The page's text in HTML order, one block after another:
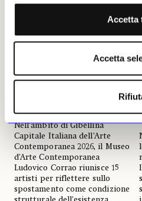
Accetta
Accetta
Nell’ambito di Gibellina
Capitale Italiana dell’Arte
Contemporanea 2026, il Museo
d’Arte Contemporanea
Ludovico Corrao riunisce 15
artisti per riflettere sullo
spostamento come condizione